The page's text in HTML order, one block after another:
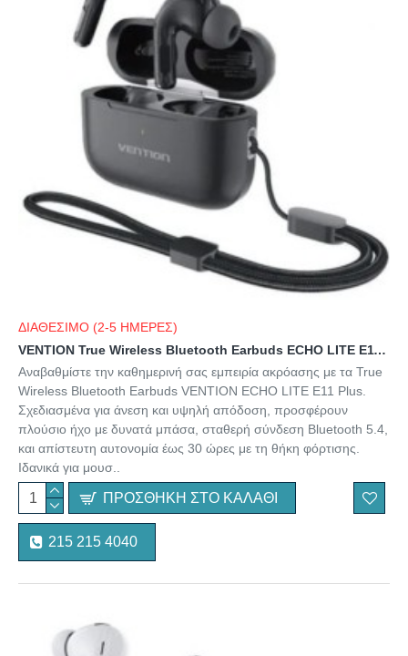
ΔΙΑΘΕΣΙΜΟ (2-5 ΗΜΕΡΕΣ)
VENTION True Wireless Bluetooth Earbuds ECHO LITE E11 Plus Black (NBVB0-Plus) (VENNBVB0-Plus)
Αναβαθμίστε την καθημερινή σας εμπειρία ακρόασης με τα True
Wireless Bluetooth Earbuds VENTION ECHO LITE E11 Plus.
Σχεδιασμένα για άνεση και υψηλή απόδοση, προσφέρουν
πλούσιο ήχο με δυνατά μπάσα, σταθερή σύνδεση Bluetooth 5.4,
και απίστευτη αυτονομία έως 30 ώρες με τη θήκη φόρτισης.
Ιδανικά για μουσ..
ΠΡΟΣΘΉΚΗ ΣΤΟ ΚΑΛΆΘΙ
215 215 4040